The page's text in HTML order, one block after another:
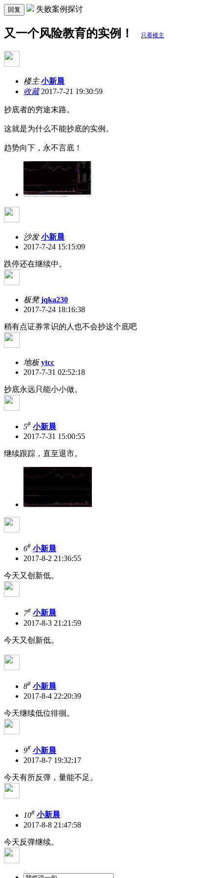
回复 失败案例探讨
又一个风险教育的实例！ 只看楼主
楼主 小新晨
收藏2017-7-21 19:30:59
抄底者的穷途末路。
这就是为什么不能抄底的实例。
趋势向下，永不言底！
沙发 小新晨
2017-7-24 15:15:09
跌停还在继续中。
板凳 jqka230
2017-7-24 18:16:38
稍有点证券常识的人也不会抄这个底吧
地板 ytcc
2017-7-31 02:52:18
抄底永远只能小小做。
5# 小新晨
2017-7-31 15:00:55
继续跟踪，直至退市。
6# 小新晨
2017-8-2 21:36:55
今天又创新低。
7# 小新晨
2017-8-3 21:21:59
今天又创新低。
8# 小新晨
2017-8-4 22:20:39
今天继续低位徘徊。
9# 小新晨
2017-8-7 19:32:17
今天有所反弹，量能不足。
10# 小新晨
2017-8-8 21:47:58
今天反弹继续。